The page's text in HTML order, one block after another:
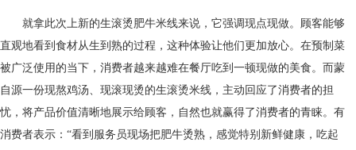
就拿此次上新的生滚烫肥牛米线来说，它强调现点现做。顾客能够
直观地看到食材从生到熟的过程，这种体验让他们更加放心。在预制菜
被广泛使用的当下，消费者越来越难在餐厅吃到一顿现做的美食。而蒙
自源一份现熬鸡汤、现滚现烫的生滚烫米线，主动回应了消费者的担
忧，将产品价值清晰地展示给顾客，自然也就赢得了消费者的青睐。有
消费者表示：“看到服务员现场把肥牛烫熟，感觉特别新鲜健康，吃起